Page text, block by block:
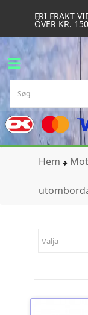
FRI FRAKT
ÖVER KR.
Hem
Välja